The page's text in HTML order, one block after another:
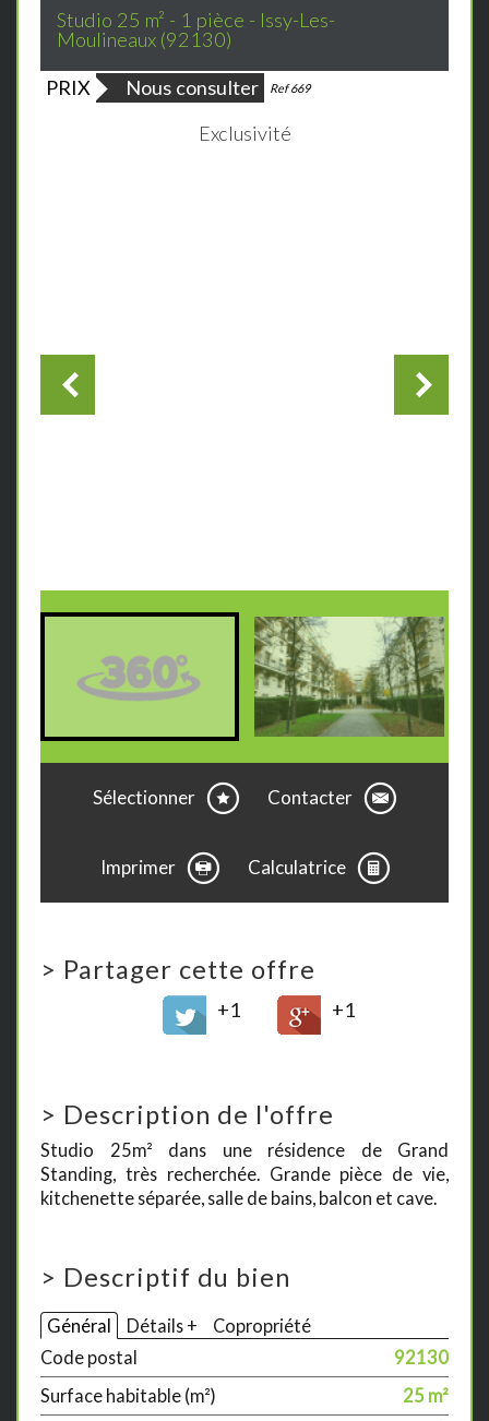
Studio 25 m² - 1 pièce - Issy-Les-
Moulineaux (92130)
PRIX
Nous consulter Ref 669
Bien vendu
Exclusivité
Sélectionner Contacter
Imprimer Calculatrice
> Partager cette offre
+1 +1
> Description de l'offre
Studio 25m² dans une résidence de Grand
Standing, très recherchée. Grande pièce de vie,
kitchenette séparée, salle de bains, balcon et cave.
> Descriptif du bien
Général Détails +
Copropriété
Code postal
92130
Surface habitable (m²)
25 m²